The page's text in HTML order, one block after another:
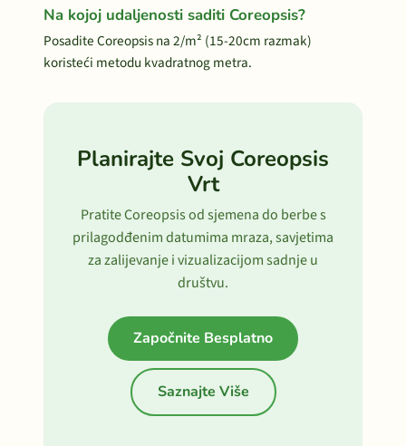
Na kojoj udaljenosti saditi Coreopsis?
Posadite Coreopsis na 2/m² (15-20cm razmak)
koristeći metodu kvadratnog metra.
Planirajte Svoj Coreopsis
Vrt
Pratite Coreopsis od sjemena do berbe s
prilagodđenim datumima mraza, savjetima
za zalijevanje i vizualizacijom sadnje u
društvu.
Započnite Besplatno
Saznajte Više